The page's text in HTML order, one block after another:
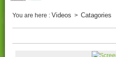
You are here : Videos > Catagories